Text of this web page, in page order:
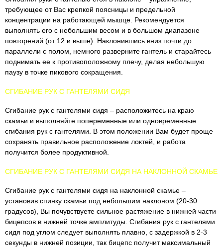
требующее от Вас крепкой поясницы и предельной
концентрации на работающей мышце. Рекомендуется
выполнять его с небольшим весом и в большом диапазоне
повторений (от 12 и выше). Наклонившись вниз почти до
параллели с полом, немного разверните гантель и старайтесь
поднимать ее к противоположному плечу, делая небольшую
паузу в точке пикового сокращения.
СГИБАНИЕ РУК С ГАНТЕЛЯМИ СИДЯ
Сгибание рук с гантелями сидя – расположитесь на краю
скамьи и выполняйте попеременные или одновременные
сгибания рук с гантелями. В этом положении Вам будет проще
сохранять правильное расположение локтей, и работа
получится более продуктивной.
СГИБАНИЕ РУК С ГАНТЕЛЯМИ СИДЯ НА НАКЛОННОЙ СКАМЬЕ
Сгибание рук с гантелями сидя на наклонной скамье –
установив спинку скамьи под небольшим наклоном (20-30
градусов), Вы почувствуете сильное растяжение в нижней части
бицепсов в нижней точке амплитуды. Сгибания рук с гантелями
сидя под углом следует выполнять плавно, с задержкой в 2-3
секунды в нижней позиции, так бицепс получит максимальный